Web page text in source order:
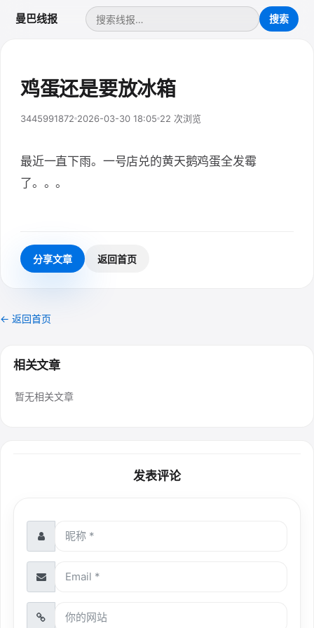
曼巴线报
鸡蛋还是要放冰箱
3445991872 2026-03-30 18:05 22 次浏览
最近一直下雨。一号店兑的黄天鹅鸡蛋全发霉
了。。。
分享文章 返回首页
← 返回首页
相关文章
暂无相关文章
发表评论